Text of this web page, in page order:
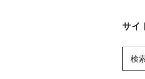
サイ